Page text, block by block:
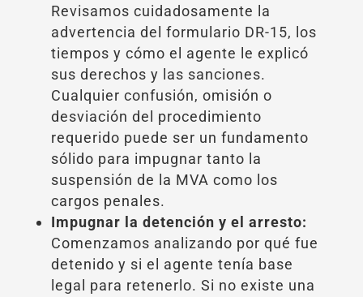
Revisamos cuidadosamente la
advertencia del formulario DR-15, los
tiempos y cómo el agente le explicó
sus derechos y las sanciones.
Cualquier confusión, omisión o
desviación del procedimiento
requerido puede ser un fundamento
sólido para impugnar tanto la
suspensión de la MVA como los
cargos penales.
Impugnar la detención y el arresto:
Comenzamos analizando por qué fue
detenido y si el agente tenía base
legal para retenerlo. Si no existe una